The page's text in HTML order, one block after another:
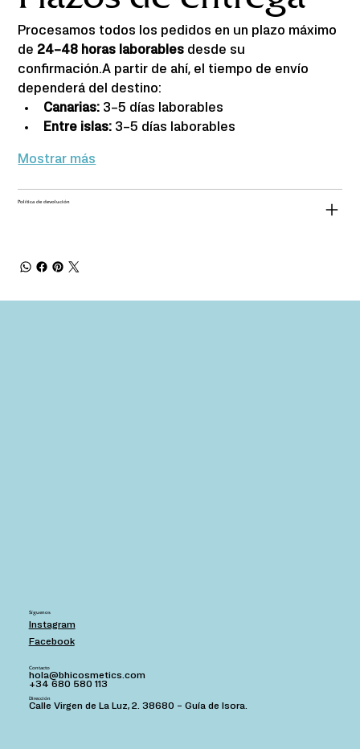
Procesamos todos los pedidos en un plazo máximo
de 24–48 horas laborables desde su
confirmación.A partir de ahí, el tiempo de envío
dependerá del destino:
Canarias: 3–5 días laborables
Entre islas: 3–5 días laborables
Mostrar más
Política de devolución
Síguenos
Instagram
Facebook
Contacto
hola@bhicosmetics.com
+34 680 580 113
Dirección
Calle Virgen de La Luz, 2. 38680 – Guía de Isora.